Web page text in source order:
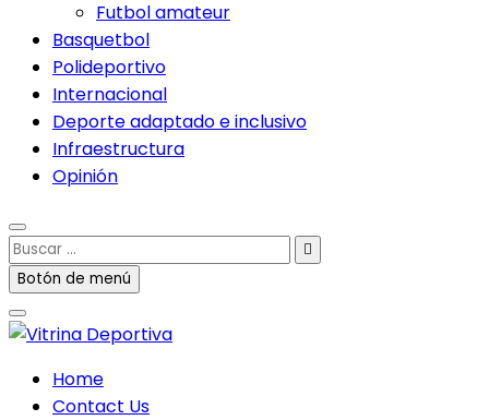
Futbol amateur
Basquetbol
Polideportivo
Internacional
Deporte adaptado e inclusivo
Infraestructura
Opinión
Buscar
…Botón de menú
Home
Contact Us